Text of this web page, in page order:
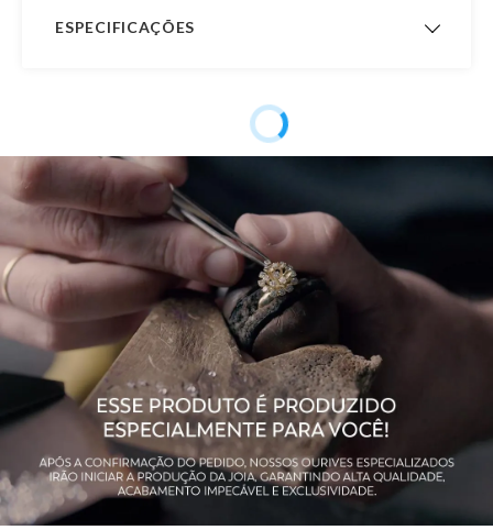
ESPECIFICAÇÕES
Fabricação
12 meses
Material
Pedra Sem Pedra
Feminino, Masculino, Unissex
Observação
Não acompanha o colar. É uma
réplica da moeda original.
Acabamento Polido
Largura 18,9 mm